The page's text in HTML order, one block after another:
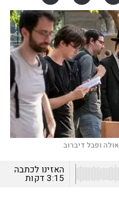
אולה ופבל דיברוב
האזינו לכתבה
3:15 דקות